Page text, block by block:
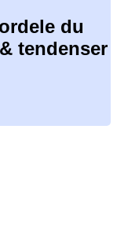
du
tendenser